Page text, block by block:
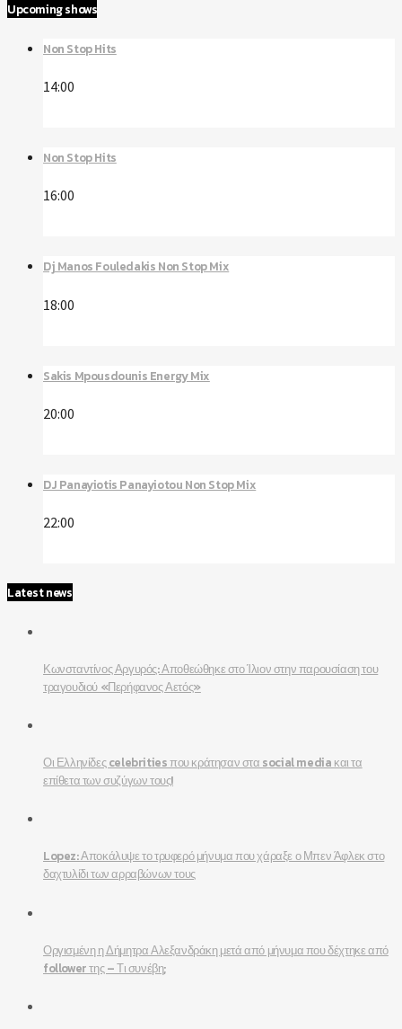
Upcoming shows
Non Stop Hits
14:00
Non Stop Hits
16:00
Dj Manos Fouledakis Non Stop Mix
18:00
Sakis Mpousdounis Energy Mix
20:00
DJ Panayiotis Panayiotou Non Stop Mix
22:00
Latest news
Κωνσταντίνος Αργυρός: Αποθεώθηκε στο Ίλιον στην παρουσίαση του
τραγουδιού «Περήφανος Αετός»
Οι Ελληνίδες celebrities που κράτησαν στα social media και τα
επίθετα των συζύγων τους!
Lopez: Αποκάλυψε το τρυφερό μήνυμα που χάραξε ο Μπεν Άφλεκ στο
δαχτυλίδι των αρραβώνων τους
Οργισμένη η Δήμητρα Αλεξανδράκη μετά από μήνυμα που δέχτηκε από
follower της – Τι συνέβη;